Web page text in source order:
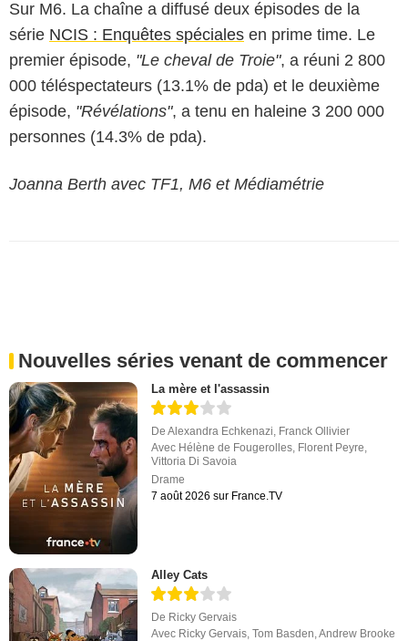
Sur M6. La chaîne a diffusé deux épisodes de la
série NCIS : Enquêtes spéciales en prime time. Le
premier épisode, "Le cheval de Troie", a réuni 2 800
000 téléspectateurs (13.1% de pda) et le deuxième
épisode, "Révélations", a tenu en haleine 3 200 000
personnes (14.3% de pda).
Joanna Berth avec TF1, M6 et Médiamétrie
Nouvelles séries venant de commencer
La mère et l'assassin
DeAlexandra Echkenazi, Franck Ollivier
Avec Hélène de Fougerolles, Florent Peyre,
Vittoria Di Savoia
Drame
7 août 2026 sur France.TV
Alley Cats
De Ricky Gervais
Avec Ricky Gervais ,Tom Basden ,Andrew Brooke